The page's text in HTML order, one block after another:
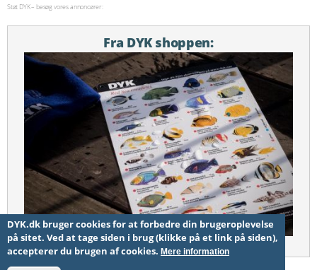
Støt DYK – besøg vores annoncører:
Fra DYK shoppen:
Fisketavle
DYK.dk bruger cookies for at forbedre din brugeroplevelse
på sitet. Ved at tage siden i brug (klikke på et link på siden),
accepterer du brugen af cookies.Mere information